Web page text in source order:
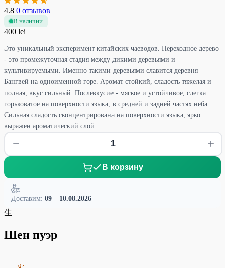
4.8 0 отзывов
В наличии
400 lei
Это уникальный эксперимент китайских чаеводов. Переходное дерево
- это промежуточная стадия между дикими деревьями и
культивируемыми. Именно такими деревьями славится деревня
Бангвей на одноименной горе. Аромат стойкий, сладость тяжелая и
полная, вкус сильный. Послевкусие - мягкое и устойчивое, слегка
горьковатое на поверхности языка, в средней и задней частях неба.
Сильная сладость сконцентрирована на поверхности языка, ярко
выражен ароматический слой.
В корзину
Доставим: 09 – 10.08.2026
生
Шен пуэр